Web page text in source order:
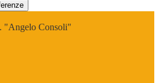
"Angelo Consoli"